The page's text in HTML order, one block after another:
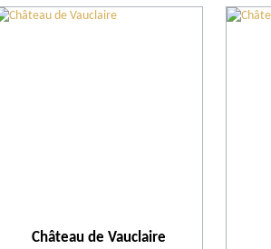
Château de Vauclaire